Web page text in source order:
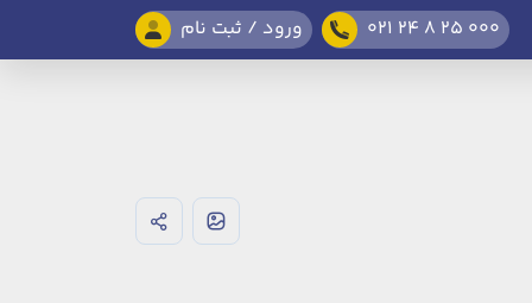
021 24 8 25 000 ورود / ثبت نام